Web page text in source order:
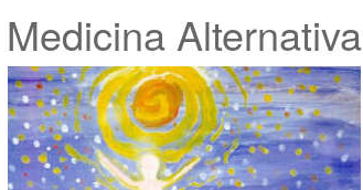
Medicina Alternativa